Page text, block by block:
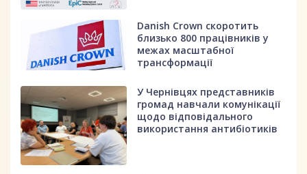
Danish Crown скоротить
близько 800 працівників у
межах масштабної
трансформації
У Чернівцях представників
громад навчали комунікації
щодо відповідального
використання антибіотиків